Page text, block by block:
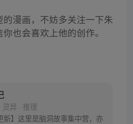
漫画，不妨多关注一下朱
也会喜欢上他的创作。
灵异 · 推理
新】这里是脑洞故事集中营，亦